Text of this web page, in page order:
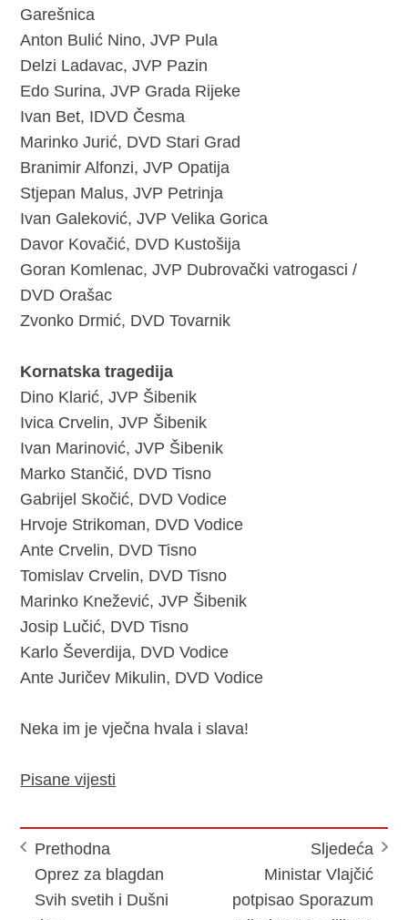
Garešnica
Anton Bulić Nino, JVP Pula
Delzi Ladavac, JVP Pazin
Edo Surina, JVP Grada Rijeke
Ivan Bet, IDVD Česma
Marinko Jurić, DVD Stari Grad
Branimir Alfonzi, JVP Opatija
Stjepan Malus, JVP Petrinja
Ivan Galeković, JVP Velika Gorica
Davor Kovačić, DVD Kustošija
Goran Komlenac, JVP Dubrovački vatrogasci /
DVD Orašac
Zvonko Drmić, DVD Tovarnik
Kornatska tragedija
Dino Klarić, JVP Šibenik
Ivica Crvelin, JVP Šibenik
Ivan Marinović, JVP Šibenik
Marko Stančić, DVD Tisno
Gabrijel Skočić, DVD Vodice
Hrvoje Strikoman, DVD Vodice
Ante Crvelin, DVD Tisno
Tomislav Crvelin, DVD Tisno
Marinko Knežević, JVP Šibenik
Josip Lučić, DVD Tisno
Karlo Ševerdija, DVD Vodice
Ante Juričev Mikulin, DVD Vodice
Neka im je vječna hvala i slava!
Pisane vijesti
Prethodna
Oprez za blagdan
Svih svetih i Dušni
Sljedeća
Ministar Vlajčić
potpisao Sporazum